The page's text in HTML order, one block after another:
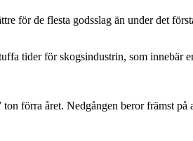
för de flesta godsslag än under det
tider för skogsindustrin, som innebär
förra året. Nedgången beror främst på